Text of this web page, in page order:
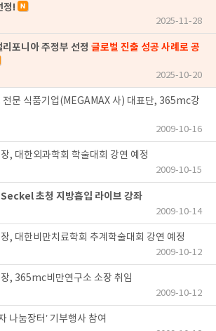
정!
2025-11-28
포니아 주정부 선정 글로벌 진출 성공 사례로 공
2025-10-20
전문 식품기업(MEGAMAX 사) 대표단, 365mc강
2009-10-16
, 대한외과학회 학술대회 강연 예정
2009-10-15
초청 지방흡입 라이브 강좌
2009-10-14
, 대한비만치료학회 추계학술대회 강연 예정
2009-10-12
, 365mc비만연구소 소장 취임
2009-10-12
나눔장터’ 기부행사 참여